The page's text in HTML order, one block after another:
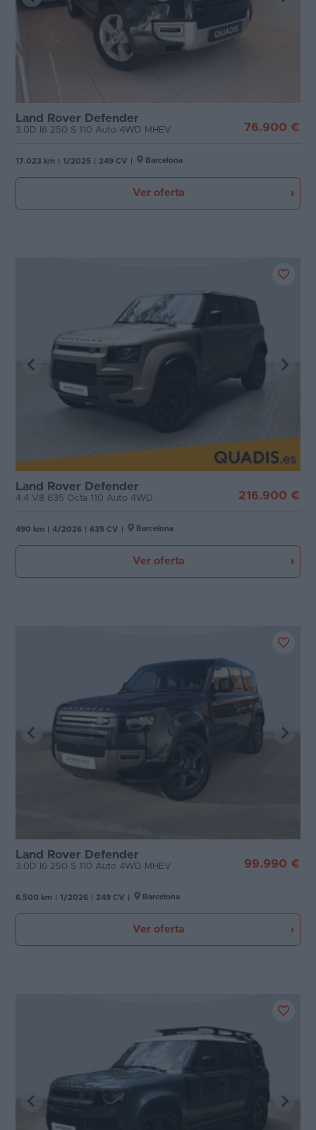
Land Rover Defender
3.0D I6 250 S 110 Auto 4WD MHEV 76.900 €
17.023 km 1/2025 249 CV Barcelona
Ver oferta
Land Rover Defender
4.4 V8 635 Octa 110 Auto 4WD 216.900 €
490 km 4/2026 635 CV Barcelona
Ver oferta
Land Rover Defender
3.0D I6 250 S 110 Auto 4WD MHEV 99.990 €
6.500 km 1/2026 249 CV Barcelona
Ver oferta